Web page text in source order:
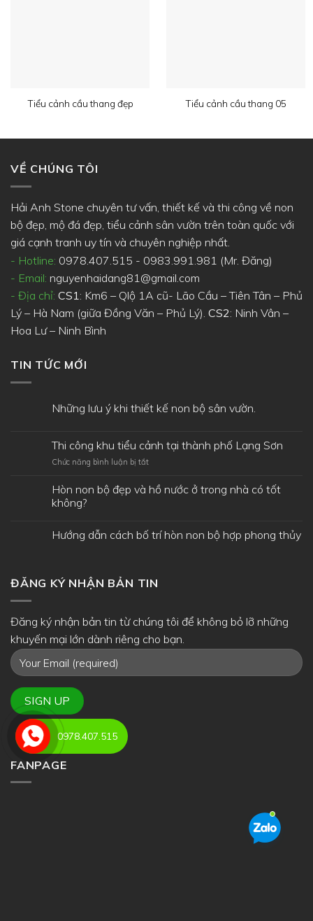
Tiểu cảnh cầu thang đẹp Tiểu cảnh cầu thang 05
VỀ CHÚNG TÔI
Hải Anh Stone chuyên tư vấn, thiết kế và thi công về non
bộ đẹp, mộ đá đẹp, tiểu cảnh sân vườn trên toàn quốc với
giá cạnh tranh uy tín và chuyên nghiệp nhất.
- Hotline: 0978.407.515 - 0983.991.981 (Mr. Đăng)
- Email: nguyenhaidang81@gmail.com
- Địa chỉ: CS1: Km6 – Qlộ 1A cũ- Lão Cầu – Tiên Tân – Phủ
Lý – Hà Nam (giữa Đồng Văn – Phủ Lý). CS2: Ninh Vân –
Hoa Lư – Ninh Bình
TIN TỨC MỚI
Những lưu ý khi thiết kế non bộ sân vườn.
Thi công khu tiểu cảnh tại thành phố Lạng Sơn
Chức năng bình luận bị tắtở
công
tại
Sơn
Hòn non bộ đẹp và hồ nước ở trong nhà có tốt
không?
Hướng dẫn cách bố trí hòn non bộ hợp phong thủy
ĐĂNG KÝ NHẬN BẢN TIN
Đăng ký nhận bản tin từ chúng tôi để không bỏ lỡ những
khuyến mại lớn dành riêng cho bạn.
FANPAGE
0978.407.515